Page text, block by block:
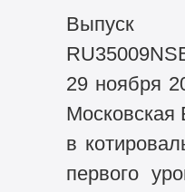
Выпуск
29 ноября
Московская
в
первого